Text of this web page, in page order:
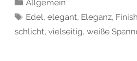
Allgemein
Edel,elegant, Eleganz, Finish
schlicht, vielseitig, weiße